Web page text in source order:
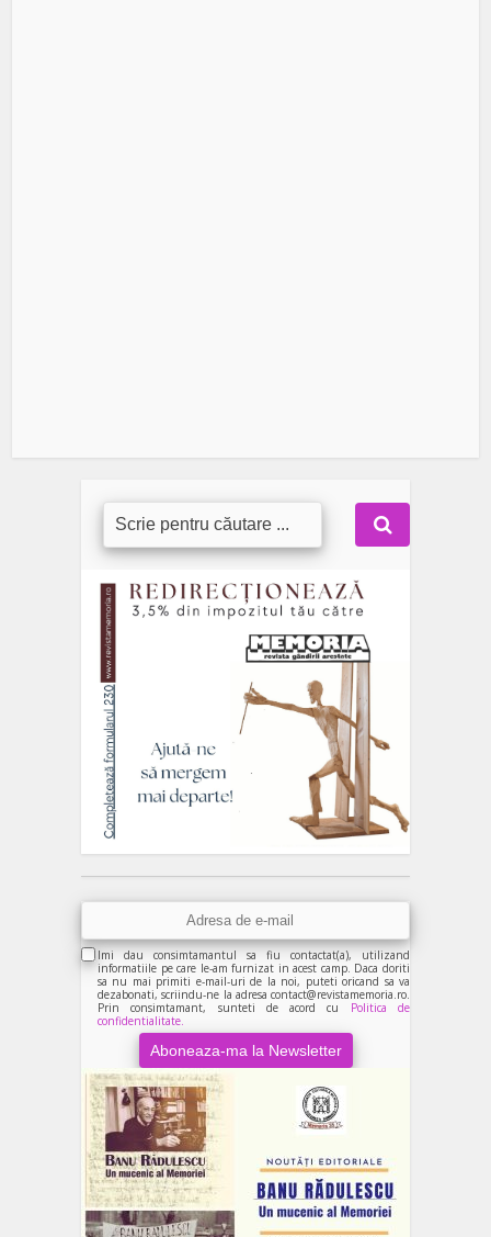
Imi dau consimtamantul sa fiu contactat(a), utilizand
informatiile pe care le-am furnizat in acest camp. Daca doriti
sa nu mai primiti e-mail-uri de la noi, puteti oricand sa va
dezabonati, scriindu-ne la adresa contact@revistamemoria.ro.
Prin consimtamant, sunteti de acord cu Politica de
confidentialitate.